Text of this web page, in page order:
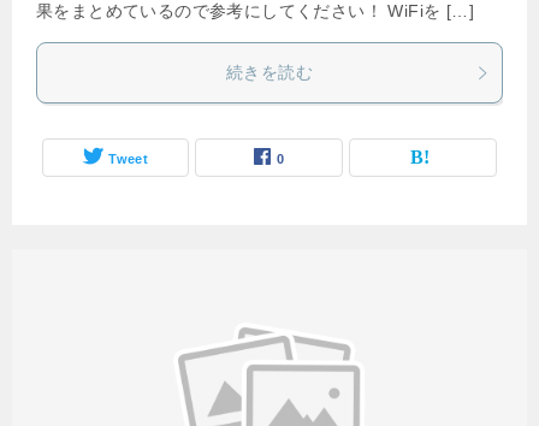
果をまとめているので参考にしてください！ WiFiを […]
続きを読む
Tweet 0